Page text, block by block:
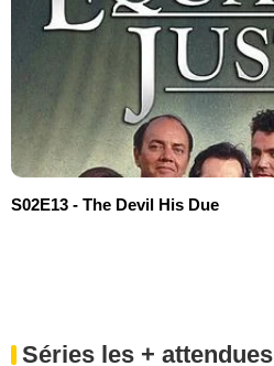
S02E13 - The Devil His Due
Séries les + attendues